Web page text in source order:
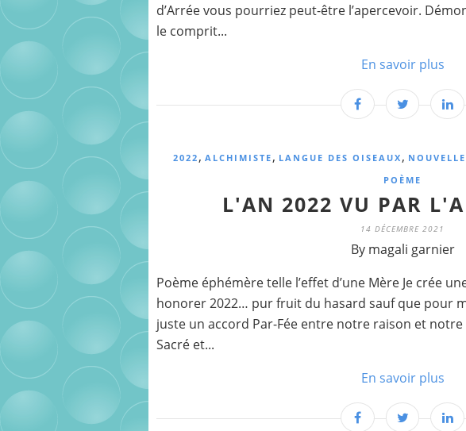
d’Arrée vous pourriez peut-être l’apercevoir.
le comprit...
En savoir plus
2022, ALCHIMISTE, LANGUE DES OISEAUX,
POÈME
L'AN 2022 VU PAR
14 DÉCEMBRE 2021
By magali garnier
Poème éphémère telle l’effet d’une Mère Je crée
honorer 2022… pur fruit du hasard sauf que pour
juste un accord Par-Fée entre notre raison et
Sacré et...
En savoir plus